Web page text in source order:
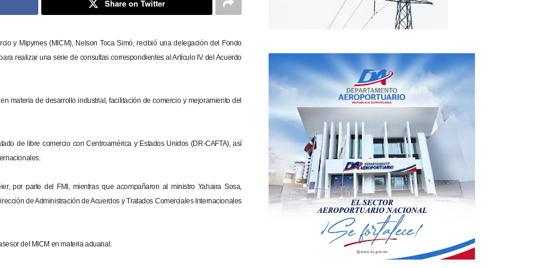
Share on Twitter
y Mipymes (MICM), Nelson Toca Simó, recibió una delegación del Fondo
realizar una serie de consultas correspondientes al Artículo IV del Acuerdo
materia de desarrollo industrial, facilitación de comercio y mejoramiento del
de libre comercio con Centroamérica y Estados Unidos (DR-CAFTA), así
por parte del FMI, mientras que acompañaron al ministro Yahaira Sosa,
de Administración de Acuerdos y Tratados Comerciales Internacionales
del MICM en materia aduanal.